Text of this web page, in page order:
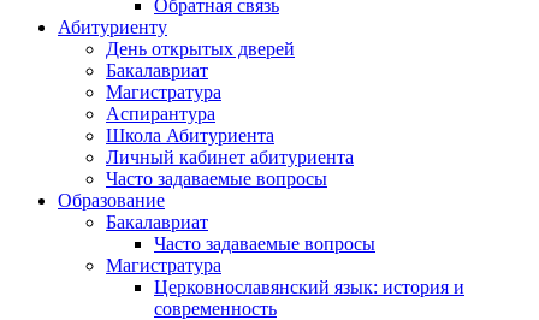
Обратная связь
Абитуриенту
День открытых дверей
Бакалавриат
Магистратура
Аспирантура
Школа Абитуриента
Личный кабинет абитуриента
Часто задаваемые вопросы
Образование
Бакалавриат
Часто задаваемые вопросы
Магистратура
Церковнославянский язык: история и
современность